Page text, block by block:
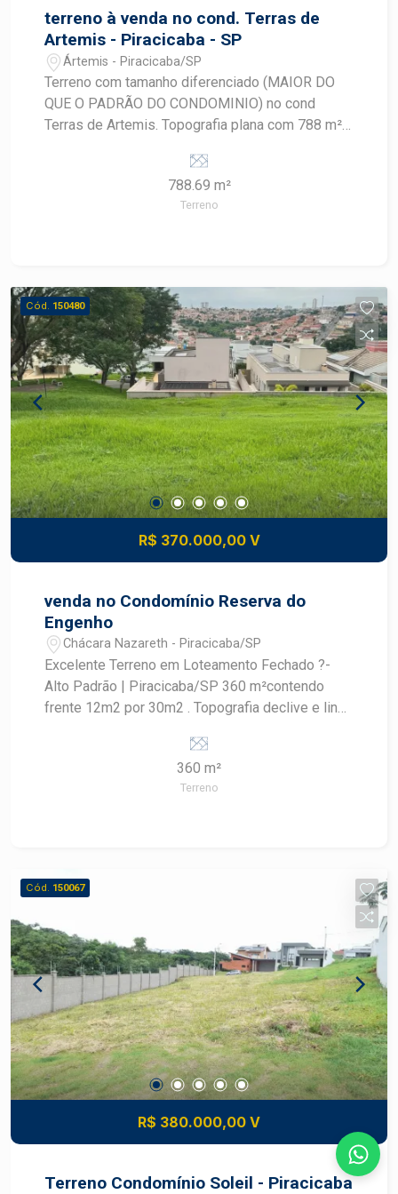
terreno à venda no cond. Terras de
Artemis - Piracicaba - SP
Ártemis - Piracicaba/SP
Terreno com tamanho diferenciado (MAIOR DO
QUE O PADRÃO DO CONDOMINIO) no cond
Terras de Artemis. Topografia plana com 788 m².
o lote tem somente um vizinho de divisa.
788.69 m²
Terreno
Cód. 150480
R$ 370.000,00 V
venda no Condomínio Reserva do
Engenho
Chácara Nazareth - Piracicaba/SP
Excelente Terreno em Loteamento Fechado ?-
Alto Padrão | Piracicaba/SP 360 m²contendo
frente 12m2 por 30m2 . Topografia declive e linda
situado em uma área nobre da cidade, próximo ao
Terras de Piracicaba e ao Morada do Engenho. A
via de acesso principal liga rapidamente os
estruturado para bem-estar, convívio social e
prática de atividades físicas ao ar livre. As áreas
quadra poliesportiva, Campo de futebol society
Pistas de skate, patinação, caminhada e ciclovia
Circuito de ginástica e salão de festas. Consulte
um Especialista Frias Neto!
360 m²
Terreno
Cód. 150067
R$ 380.000,00 V
Terreno Condomínio Soleil - Piracicaba